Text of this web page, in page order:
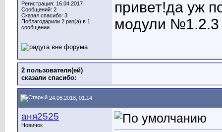
Регистрация: 16.04.2017
Сообщений: 2
Сказал спасибо: 3
Поблагодарили 2 раз(а) в 1
сообщении
привет!да уж
модули №1.2.3
2 пользователя(ей)
сказали cпасибо:
24.06.2018, 01:14
аня2525
Новичок